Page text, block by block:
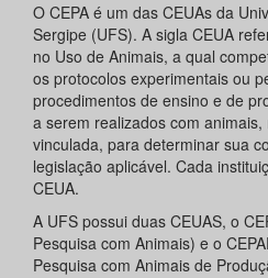
O CEPA é um das CEUAs da
Sergipe (UFS). A sigla CEUA
no Uso de Animais, a qual
os protocolos experimentais ou
procedimentos de ensino e de
a serem realizados com
vinculada, para determinar sua
legislação aplicável. Cada
CEUA.
A UFS possui duas CEUAS, o
Pesquisa com Animais) e o
Pesquisa com Animais de